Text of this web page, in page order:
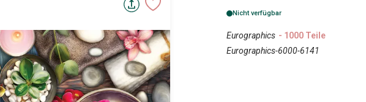
Nicht verfügbar
Eurographics - 1000 Teile
Eurographics-6000-6141